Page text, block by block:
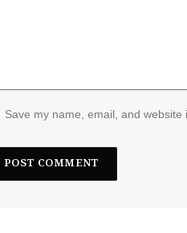
Save my name, email, and